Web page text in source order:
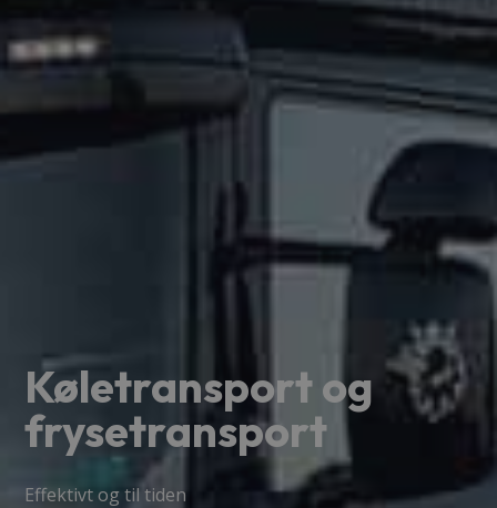
Køletransport og
frysetransport
Effektivt og til tiden